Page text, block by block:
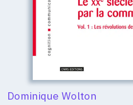
Dominique Wolton